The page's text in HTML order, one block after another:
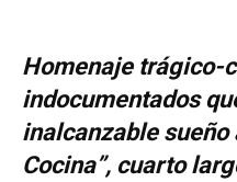
Homenaje trágico-
indocumentados
inalcanzable sueño
Cocina”, cuarto